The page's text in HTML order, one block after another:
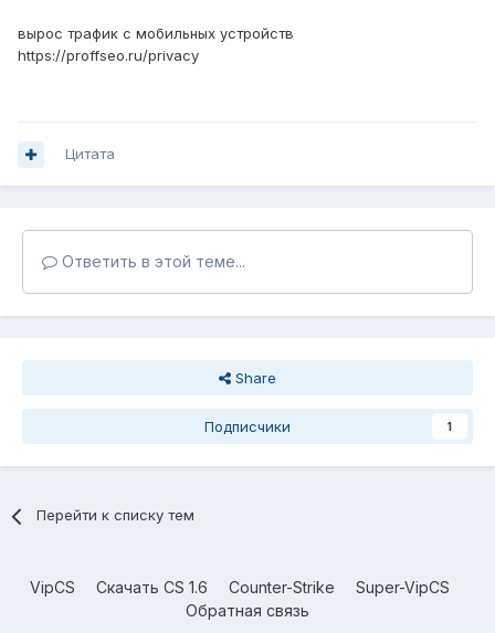
вырос трафик с мобильных устройств
https://proffseo.ru/privacy
Цитата
Ответить в этой теме...
Share
Подписчики 1
Перейти к списку тем
VipCS Скачать CS 1.6 Counter-Strike
Super-VipCS
Обратная связь